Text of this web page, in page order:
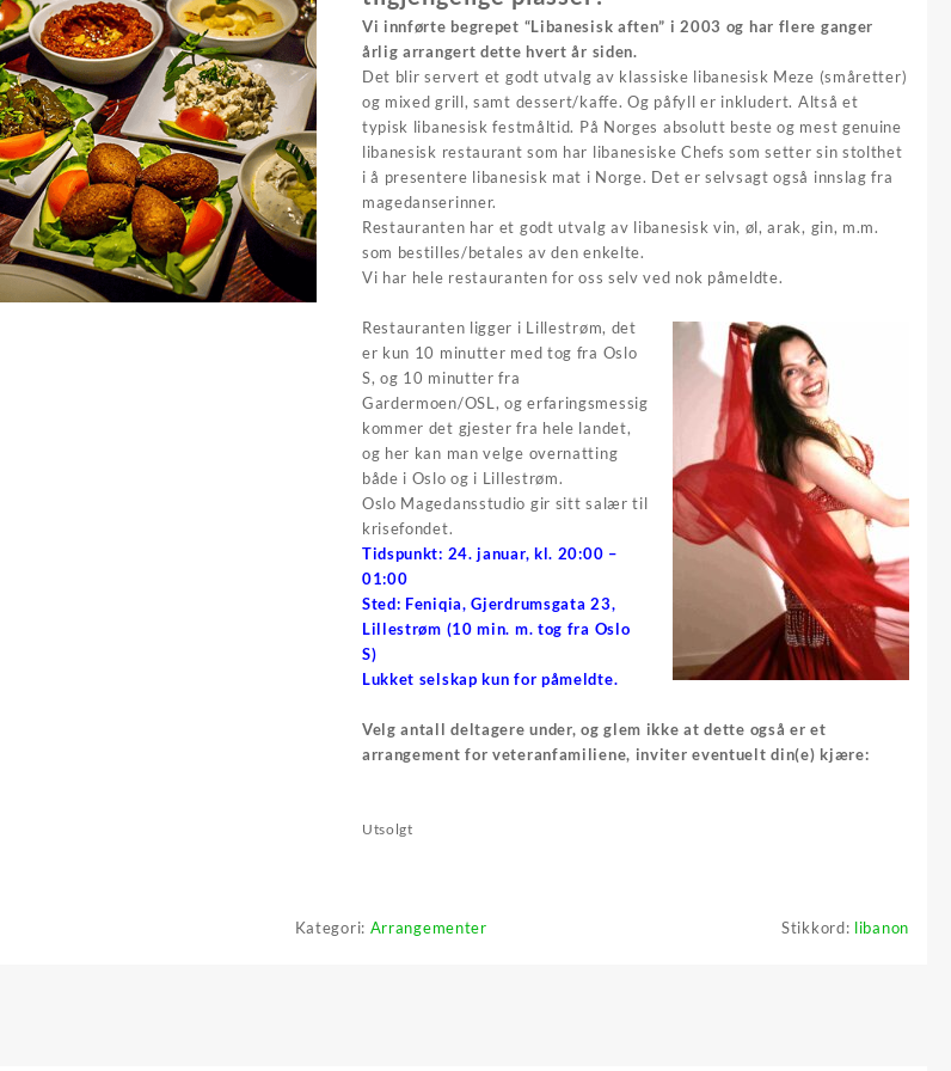
Vi innførte begrepet “Libanesisk aften” i 2003 og har flere ganger
årlig arrangert dette hvert år siden.
Det blir servert et godt utvalg av klassiske libanesisk Meze (småretter)
og mixed grill, samt dessert/kaffe. Og påfyll er inkludert. Altså et
typisk libanesisk festmåltid. På Norges absolutt beste og mest genuine
libanesisk restaurant som har libanesiske Chefs som setter sin stolthet
i å presentere libanesisk mat i Norge. Det er selvsagt også innslag fra
magedanserinner.
Restauranten har et godt utvalg av libanesisk vin, øl, arak, gin, m.m.
som bestilles/betales av den enkelte.
Vi har hele restauranten for oss selv ved nok påmeldte.
Restauranten ligger i Lillestrøm, det
er kun 10 minutter med tog fra Oslo
S, og 10 minutter fra
Gardermoen/OSL, og erfaringsmessig
kommer det gjester fra hele landet,
og her kan man velge overnatting
både i Oslo og i Lillestrøm.
Oslo Magedansstudio gir sitt salær til
krisefondet.
Tidspunkt: 24. januar, kl. 20:00 –
01:00
Sted: Feniqia, Gjerdrumsgata 23,
Lillestrøm (10 min. m. tog fra Oslo
S)
Lukket selskap kun for påmeldte.
Velg antall deltagere under, og glem ikke at dette også er et
arrangement for veteranfamiliene, inviter eventuelt din(e) kjære:
Utsolgt
Kategori: Arrangementer Stikkord: libanon